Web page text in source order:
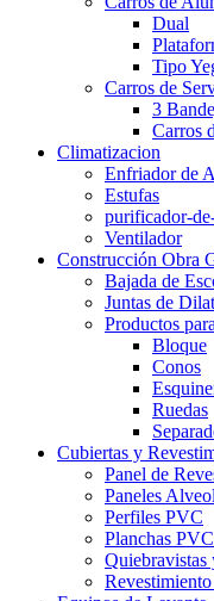
Dual
Tipo
Carros de
3
Carros
Climatizacion
Enfriador de
Estufas
purificador-
Ventilador
Construcción Obra
Bajada de
Juntas de
Productos
Bloque
Conos
Ruedas
Cubiertas y
Panel de
Paneles
Perfiles PVC
Planchas
Quiebravistas